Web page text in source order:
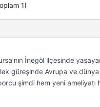
1)
İnegöl ilçesinde
güreşinde Avrupa ve
şimdi hem yeni ameliyatı